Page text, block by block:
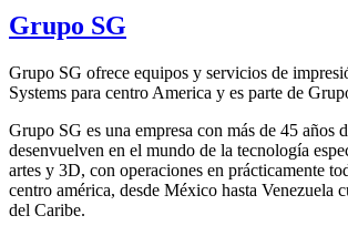
Grupo SG
Grupo SG ofrece equipos y servicios de
Systems para centro America y es parte de
Grupo SG es una empresa con más de 45 años
desenvuelven en el mundo de la tecnología
artes y 3D, con operaciones en prácticamente
centro américa, desde México hasta Venezuela
del Caribe.